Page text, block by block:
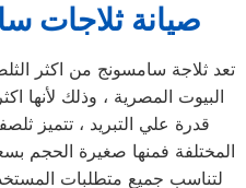
صيانة ثلاجات
تعد ثلاجة سامسونج من اكثر
البيوت المصرية ، وذلك لأنها
قدرة علي التبريد ، تتميز
المختلفة فمنها صغيرة الحجم
لتناسب جميع متطلبات